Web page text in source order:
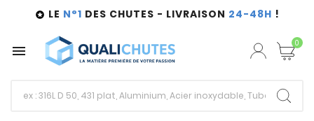
 LE N°1 DES CHUTES - LIVRAISON 24-48H !
 0